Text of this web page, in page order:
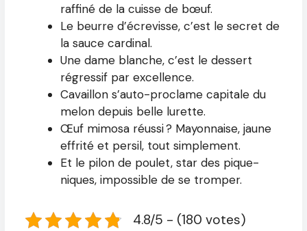
raffiné de la cuisse de bœuf.
Le beurre d’écrevisse, c’est le secret de
la sauce cardinal.
Une dame blanche, c’est le dessert
régressif par excellence.
Cavaillon s’auto-proclame capitale du
melon depuis belle lurette.
Œuf mimosa réussi ? Mayonnaise, jaune
effrité et persil, tout simplement.
Et le pilon de poulet, star des pique-
niques, impossible de se tromper.
4.8/5 - (180 votes)